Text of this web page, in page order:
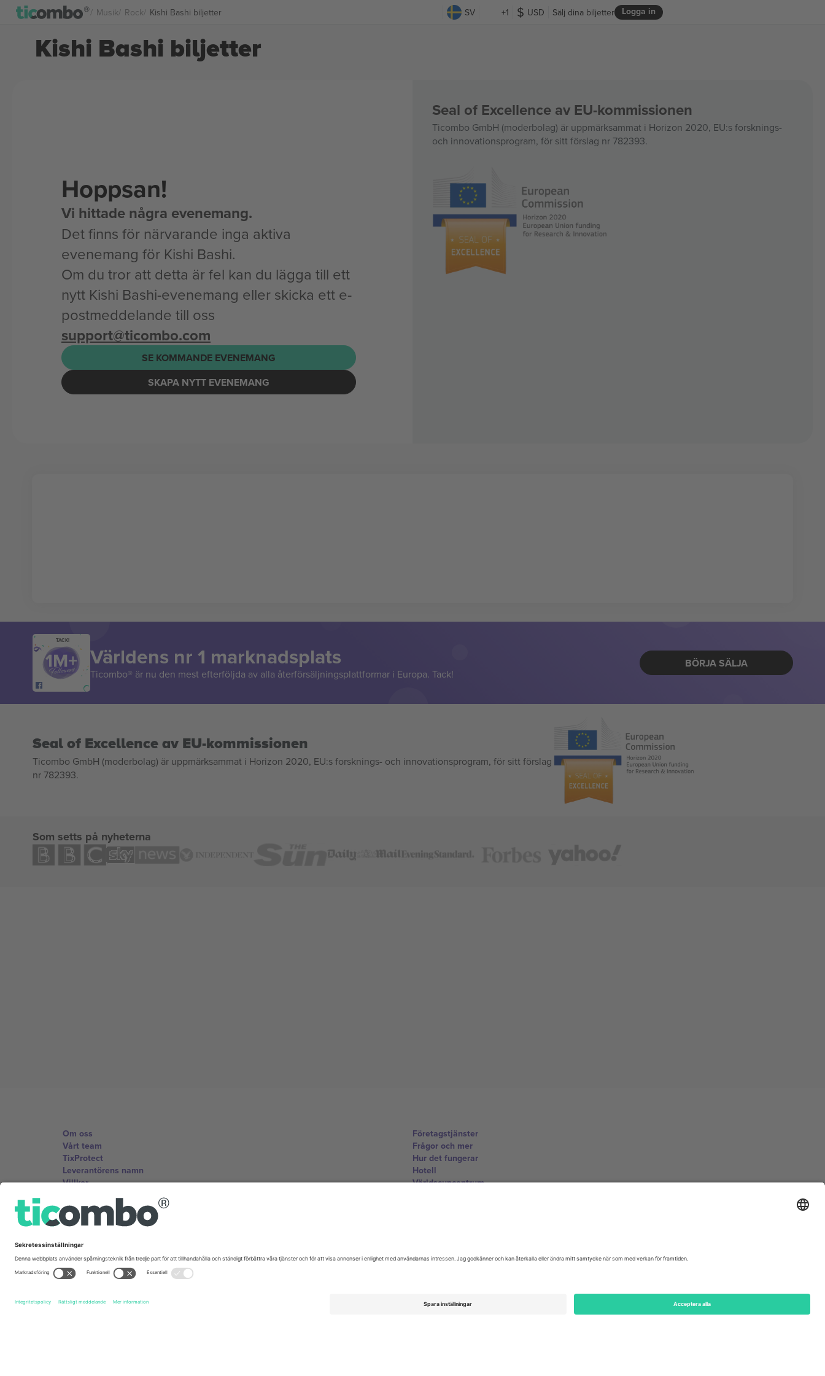
Musik Rock Kishi Bashi biljetter SV +1 USD Logga in
Sälj dina biljetter
Kishi Bashi biljetter
Hoppsan!
Vi hittade några evenemang.
Det finns för närvarande inga aktiva
evenemang för Kishi Bashi.
Om du tror att detta är fel kan du lägga till ett
nytt Kishi Bashi-evenemang eller skicka ett e-
postmeddelande till oss
support@ticombo.com
SE KOMMANDE EVENEMANG
SKAPA NYTT EVENEMANG
Seal of Excellence av EU-kommissionen
Ticombo GmbH (moderbolag) är uppmärksammat i Horizon 2020, EU:s forsknings-
och innovationsprogram, för sitt förslag nr 782393.
TACK!
Världens nr 1 marknadsplats
Ticombo® är nu den mest efterföljda av alla återförsäljningsplattformar i Europa. Tack!
BÖRJA SÄLJA
Seal of Excellence av EU-kommissionen
Ticombo GmbH (moderbolag) är uppmärksammat i Horizon 2020, EU:s forsknings- och innovationsprogram, för sitt förslag
nr 782393.
Som setts på nyheterna
Om oss
Vårt team
TixProtect
Leverantörens namn
Villkor
Affiliate-program
Företagstjänster
Frågor och mer
Hur det fungerar
Hotell
Världscupcentrum